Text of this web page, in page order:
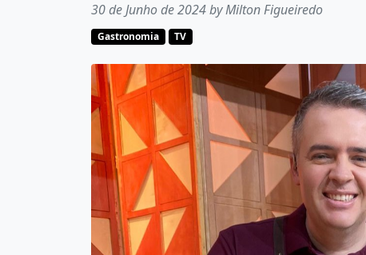
30 de Junho de 2024 by Milton Figueiredo
Gastronomia TV